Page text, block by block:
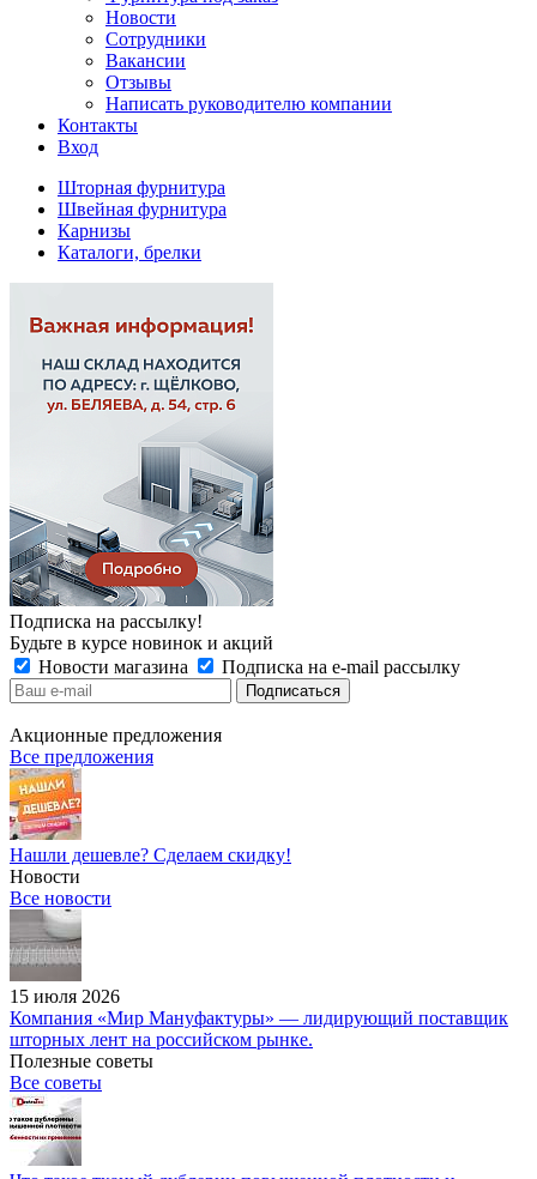
Новости
Сотрудники
Вакансии
Отзывы
Написать руководителю компании
Контакты
Вход
Шторная фурнитура
Швейная фурнитура
Карнизы
Каталоги, брелки
Подписка на рассылку!
Будьте в курсе новинок и акций
Новости магазина
Подписка на e-mail рассылку
Акционные предложения
Все предложения
Нашли дешевле? Сделаем скидку!
Новости
Все новости
15 июля 2026
Компания «Мир Мануфактуры» — лидирующий поставщик
шторных лент на российском рынке.
Полезные советы
Все советы